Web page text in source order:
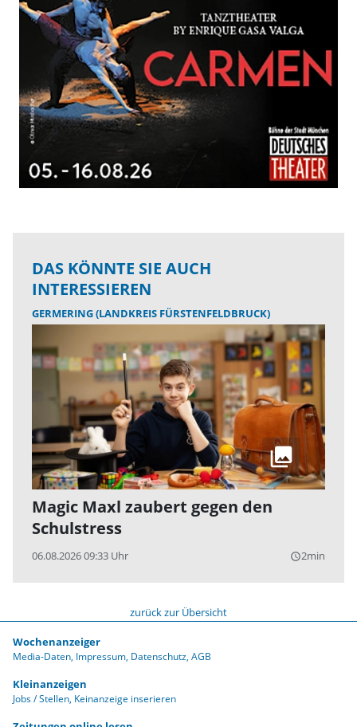
DAS KÖNNTE SIE AUCH
INTERESSIEREN
GERMERING (LANDKREIS FÜRSTENFELDBRUCK)
Magic Maxl zaubert gegen den
Schulstress
06.08.2026 09:33 Uhr query_builder2min
zurück zur Übersicht
Wochenanzeiger
Media-Daten Impressum Datenschutz AGB
Kleinanzeigen
Jobs / Stellen Keinanzeige inserieren